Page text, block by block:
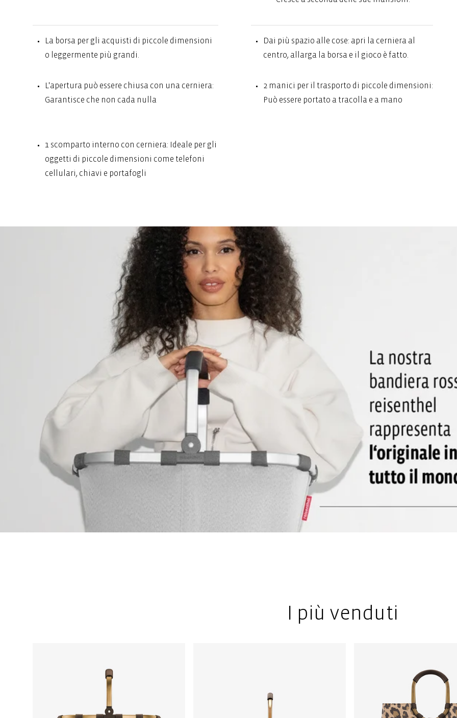
La borsa per gli acquisti di piccole dimensioni
o leggermente più grandi.
Dai più spazio alle cose: apri la cerniera al
centro, allarga la borsa e il gioco è fatto.
L'apertura può essere chiusa con una cerniera:
Garantisce che non cada nulla
2 manici per il trasporto di piccole dimensioni:
Può essere portato a tracolla e a mano
1 scomparto interno con cerniera: Ideale per gli
oggetti di piccole dimensioni come telefoni
cellulari, chiavi e portafogli
I più venduti